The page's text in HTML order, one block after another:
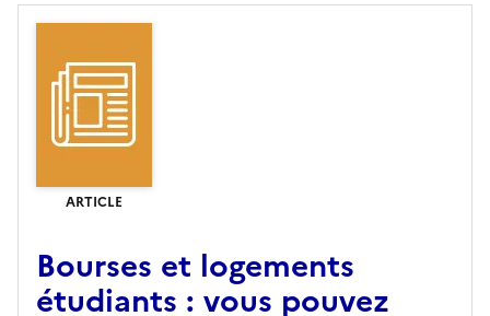
ARTICLE
Bourses et logements
étudiants : vous pouvez